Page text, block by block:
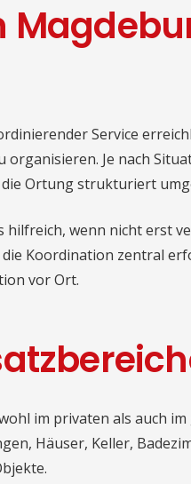
Service
Je nach
Ortung strukturiert
hilfreich, wenn nicht erst
Koordination zentral
vor Ort.
im privaten als auch
Häuser, Keller,